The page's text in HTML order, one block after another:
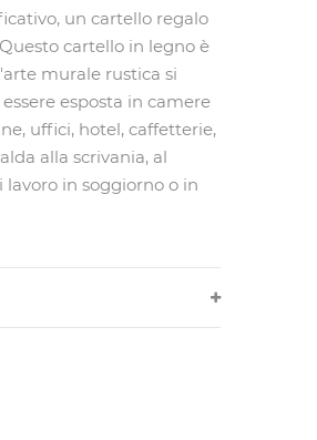
un cartello regalo
cartello in legno è
murale rustica si
esposta in camere
uffici, hotel, caffetterie,
alla scrivania, al
in soggiorno o in